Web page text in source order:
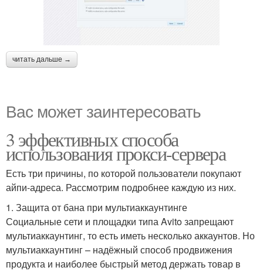
читать дальше →
Вас может заинтересовать
3 эффективных способа
использования прокси-сервера
Есть три причины, по которой пользователи покупают
айпи-адреса. Рассмотрим подробнее каждую из них.
1. Защита от бана при мультиаккаунтинге
Социальные сети и площадки типа Avito запрещают
мультиаккаунтинг, то есть иметь несколько аккаунтов. Но
мультиаккаунтинг – надёжный способ продвижения
продукта и наиболее быстрый метод держать товар в